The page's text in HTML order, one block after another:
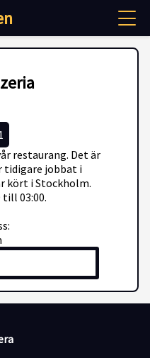
restaurang. Det är
tidigare jobbat i
kört i Stockholm.
03:00.